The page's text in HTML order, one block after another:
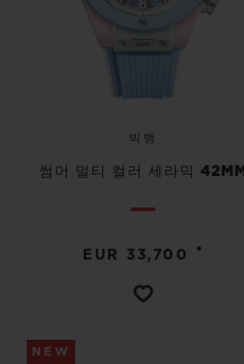
빅뱅
썸머 멀티 컬러 세라믹 42MM
EUR 33,700 •
NEW
5+5 워런티
안전한 결제